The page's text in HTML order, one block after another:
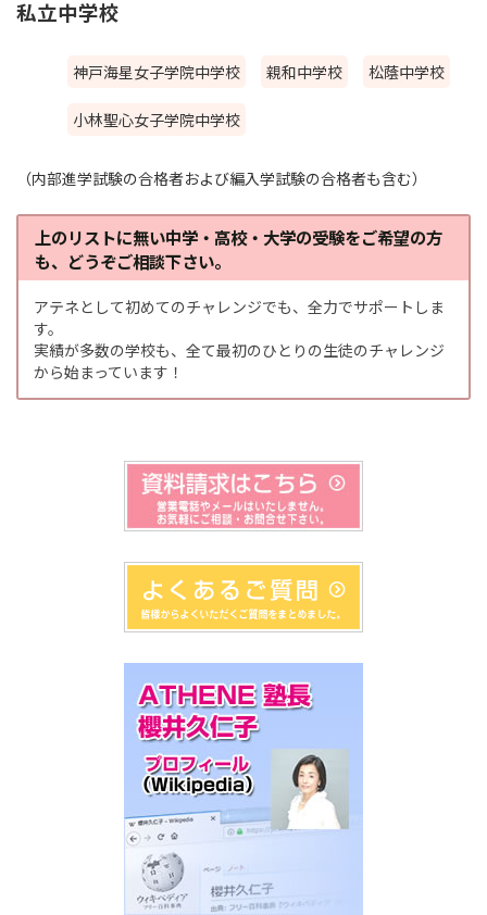
私立中学校
神戸海星女子学院中学校 親和中学校 松蔭中学校
小林聖心女子学院中学校
（内部進学試験の合格者および編入学試験の合格者も含む）
上のリストに無い中学・高校・大学の受験をご希望の方
も、どうぞご相談下さい。
アテネとして初めてのチャレンジでも、全力でサポートしま
す。
実績が多数の学校も、全て最初のひとりの生徒のチャレンジ
から始まっています！